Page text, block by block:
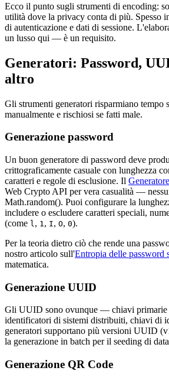
Ecco il punto sugli strumenti di encoding:
utilità dove la privacy conta di più. Spesso
di autenticazione e dati di sessione.
un lusso qui — è un requisito.
Generatori: Password,
altro
Gli strumenti generatori risparmiano tempo
manualmente e rischiosi se fatti male.
Generazione password
Un buon generatore di password deve
crittograficamente casuale con lunghezza
caratteri e regole di esclusione. Il
Web Crypto API per vera casualità —
Math.random(). Puoi configurare la
includere o escludere caratteri speciali,
(come l , 1 , I, O, 0).
Per la teoria dietro ciò che rende una
nostro articolo sull'Entropia delle password
matematica.
Generazione UUID
Gli UUID sono ovunque — chiavi primarie
identificatori di sistemi distribuiti, chiavi di
generatori supportano più versioni UUID
la generazione in batch per il seeding di
Generazione QR Code